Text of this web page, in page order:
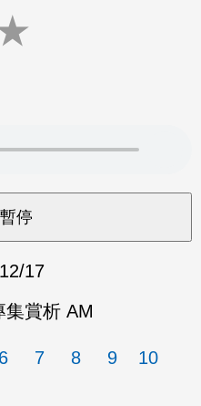
17
集賞析 AM
6 7 8 9
10